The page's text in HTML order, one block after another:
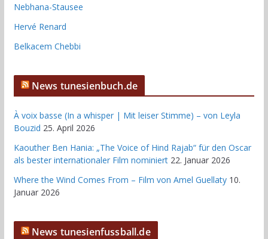
Nebhana-Stausee
Hervé Renard
Belkacem Chebbi
News tunesienbuch.de
À voix basse (In a whisper | Mit leiser Stimme) – von Leyla
Bouzid 25. April 2026
Kaouther Ben Hania: „The Voice of Hind Rajab“ für den Oscar
als bester internationaler Film nominiert 22. Januar 2026
Where the Wind Comes From – Film von Amel Guellaty 10.
Januar 2026
News tunesienfussball.de